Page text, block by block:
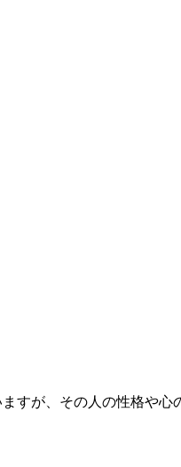
すが、その人の性格や心